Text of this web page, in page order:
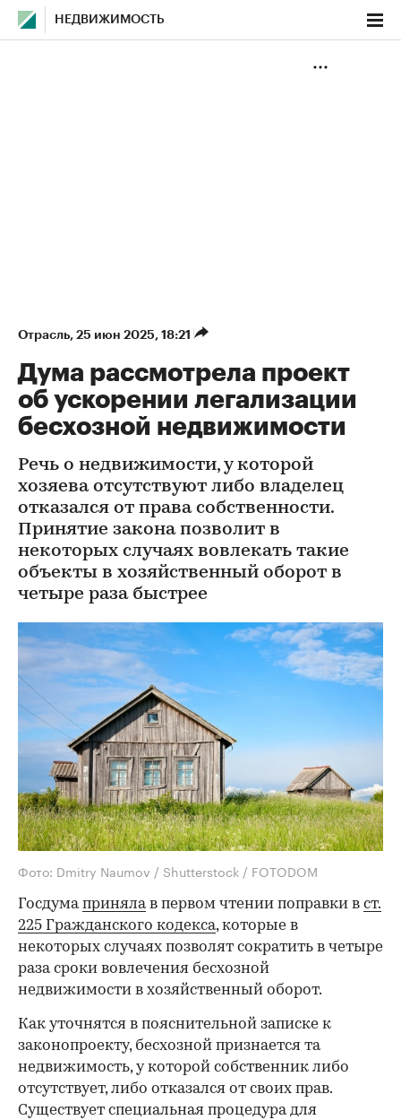
НЕДВИЖИМОСТЬ
Отрасль⁠, 25 июн 2025, 18:21
Дума рассмотрела проект
об ускорении легализации
бесхозной недвижимости
Речь о недвижимости, у которой
хозяева отсутствуют либо владелец
отказался от права собственности.
Принятие закона позволит в
некоторых случаях вовлекать такие
объекты в хозяйственный оборот в
четыре раза быстрее
Фото: Dmitry Naumov / Shutterstock / FOTODOM
Госдумапринялав первом чтении поправки в ст.
225 Гражданского кодекса, которые в
некоторых случаях позволят сократить в четыре
раза сроки вовлечения бесхозной
недвижимости в хозяйственный оборот.
Как уточнятся в пояснительной записке к
законопроекту, бесхозной признается та
недвижимость, у которой собственник либо
отсутствует, либо отказался от своих прав.
Существует специальная процедура для